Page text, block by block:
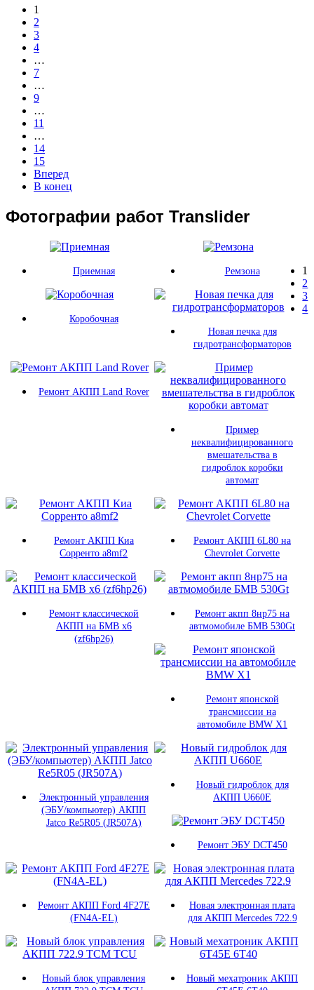
1
2
3
4
…
7
…
9
…
11
…
14
15
Вперед
В конец
Фотографии работ Translider
Приемная Ремзона
Коробочная
Новая печка для
гидротрансформаторов
Ремонт АКПП Land Rover
Пример
неквалифицированного
вмешательства в
гидроблок коробки
автомат
Ремонт АКПП Киа
Сорренто а8mf2
Ремонт АКПП 6L80 на
Chevrolet Corvette
Ремонт клаcсической
АКПП на БМВ х6
(zf6hp26)
Ремонт акпп 8нр75 на
автмомобиле БМВ 530Gt
Ремонт японской
трансмиссии на
автомобиле BMW X1
Электронный управления
(ЭБУ/компьютер) АКПП
Jatco Re5R05 (JR507A)
Новый гидроблок для
АКПП U660E
Ремонт ЭБУ DCT450
Ремонт АКПП Ford 4F27E
(FN4A-EL)
Новая электронная плата
для АКПП Mercedes 722.9
Новый блок управления
Новый мехатроник АКПП
1
2
3
4